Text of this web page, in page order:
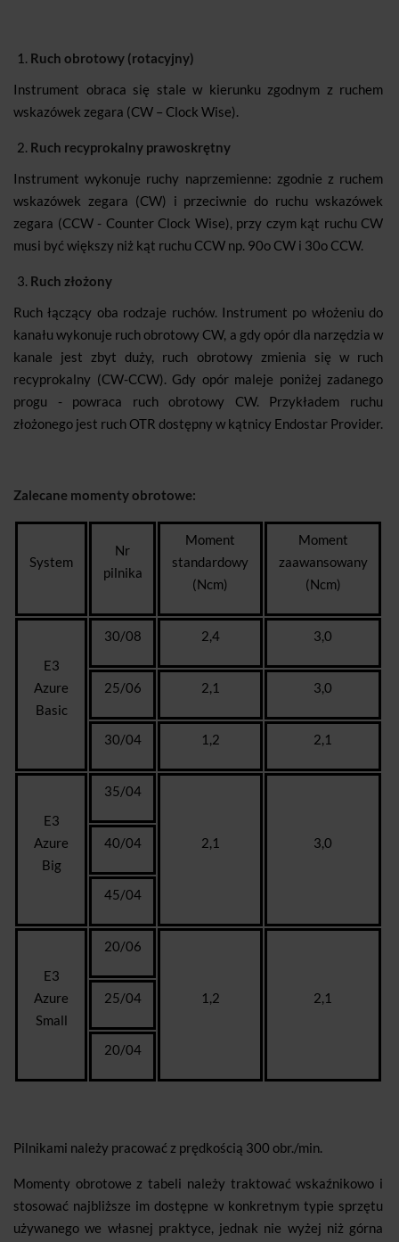
Ruch obrotowy (rotacyjny)
Instrument obraca się stale w kierunku zgodnym z ruchem
wskazówek zegara (CW – Clock Wise).
Ruch recyprokalny prawoskrętny
Instrument wykonuje ruchy naprzemienne: zgodnie z ruchem
wskazówek zegara (CW) i przeciwnie do ruchu wskazówek
zegara (CCW - Counter Clock Wise), przy czym kąt ruchu CW
musi być większy niż kąt ruchu CCW np. 90o CW i 30o CCW.
Ruch złożony
Ruch łączący oba rodzaje ruchów. Instrument po włożeniu do
kanału wykonuje ruch obrotowy CW, a gdy opór dla narzędzia w
kanale jest zbyt duży, ruch obrotowy zmienia się w ruch
recyprokalny (CW-CCW). Gdy opór maleje poniżej zadanego
progu - powraca ruch obrotowy CW. Przykładem ruchu
złożonego jest ruch OTR dostępny w kątnicy Endostar Provider.
Zalecane momenty obrotowe:
System
Nr
pilnika
Moment
standardowy
(Ncm)
Moment
zaawansowany
(Ncm)
E3
Azure
Basic
30/08 2,4 3,0
25/06 2,1 3,0
30/04 1,2 2,1
E3
Azure
Big
35/04
2,1 3,0
40/04
45/04
E3
Azure
Small
20/06
1,2 2,1
25/04
20/04
Pilnikami należy pracować z prędkością 300 obr./min.
Momenty obrotowe z tabeli należy traktować wskaźnikowo i
stosować najbliższe im dostępne w konkretnym typie sprzętu
używanego we własnej praktyce, jednak nie wyżej niż górna